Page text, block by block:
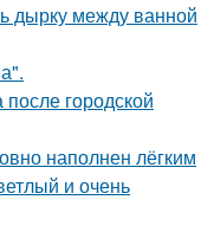
дырку между ванной
после городской
наполнен лёгким
и очень